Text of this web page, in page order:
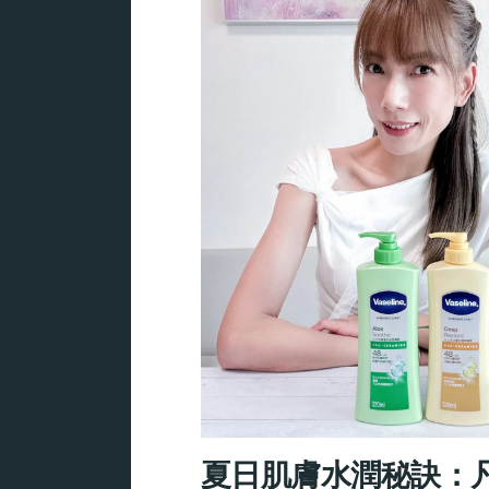
夏日肌膚水潤秘訣：